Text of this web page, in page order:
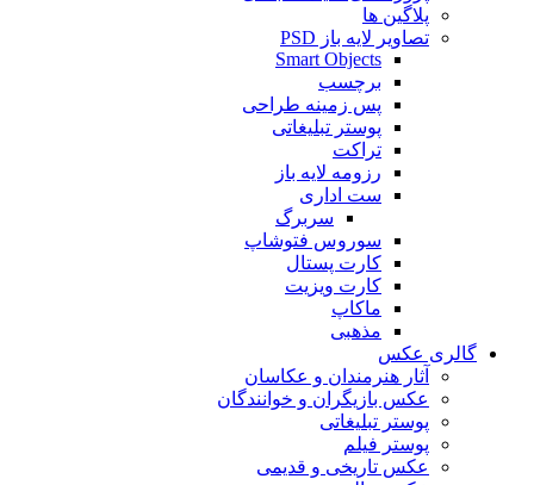
پلاگین ها
تصاویر لایه باز PSD
Smart Objects
برچسب
پس زمینه طراحی
پوستر تبلیغاتی
تراکت
رزومه لایه باز
ست اداری
سربرگ
سوروس فتوشاپ
کارت پستال
کارت ویزیت
ماکاپ
مذهبی
گالری عکس
آثار هنرمندان و عکاسان
عکس بازیگران و خوانندگان
پوستر تبلیغاتی
پوستر فیلم
عکس تاریخی و قدیمی